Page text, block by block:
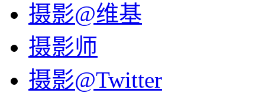
摄影@维基
摄影师
摄影@Twitter